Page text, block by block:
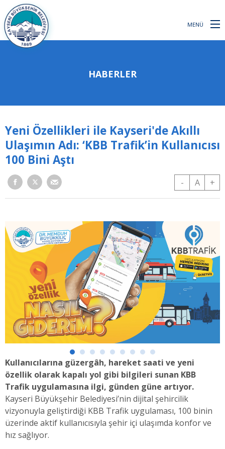
MENÜ
HABERLER
Yeni Özellikleri ile Kayseri'de Akıllı
Ulaşımın Adı: ‘KBB Trafik’in Kullanıcısı
100 Bini Aştı
- A +
Kullanıcılarına güzergâh, hareket saati ve yeni
özellik olarak kapalı yol gibi bilgileri sunan KBB
Trafik uygulamasına ilgi, günden güne artıyor.
Kayseri Büyükşehir Belediyesi’nin dijital şehircilik
vizyonuyla geliştirdiği KBB Trafik uygulaması, 100 binin
üzerinde aktif kullanıcısıyla şehir içi ulaşımda konfor ve
hız sağlıyor.